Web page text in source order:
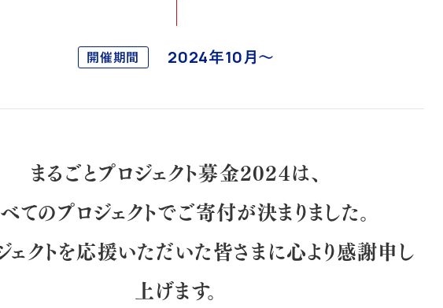
開催期間 2024年10月～
まるごとプロジェクト募金2024は、
てのプロジェクトでご寄付が決まりました。
ェクトを応援いただいた皆さまに心より感謝申し
上げます。